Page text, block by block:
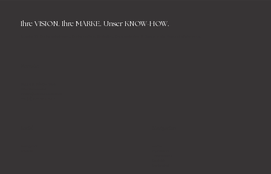
Ihre VISION. Ihre MARKE. Unser KNOW-HOW.